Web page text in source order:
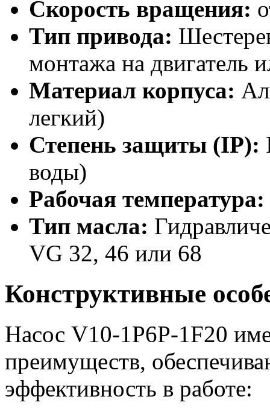
Скорость вращения:
Тип привода:
монтажа на двигатель
Материал корпуса:
легкий)
Степень защиты (IP):
воды)
Рабочая температура:
Тип масла:
VG 32, 46 или 68
Конструктивные
Насос V10-1P6P-1F20
преимуществ,
эффективность в работе: